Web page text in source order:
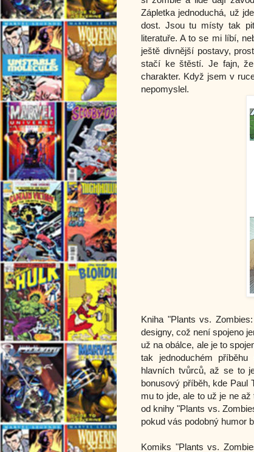
Zápletka jednoduchá, už
dost. Jsou tu místy tak
literatuře. A to se mi líbí,
ještě divnější postavy,
stačí ke štěstí. Je fajn,
charakter. Když jsem v
nepomyslel.
Kniha "Plants vs.
designy, což není spojeno
už na obálce, ale je to
tak jednoduchém
hlavních tvůrců, až se to
bonusový příběh, kde Paul
mu to jde, ale to už je ne
od knihy "Plants vs.
pokud vás podobný humor
Komiks "Plants vs.